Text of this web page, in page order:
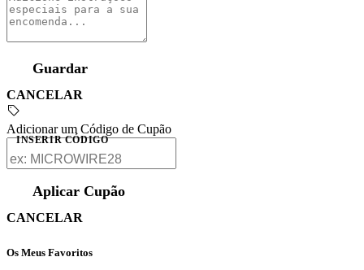
Guardar
CANCELAR
Adicionar um Código de Cupão
INSERIR CÓDIGO
Aplicar Cupão
CANCELAR
Os Meus Favoritos